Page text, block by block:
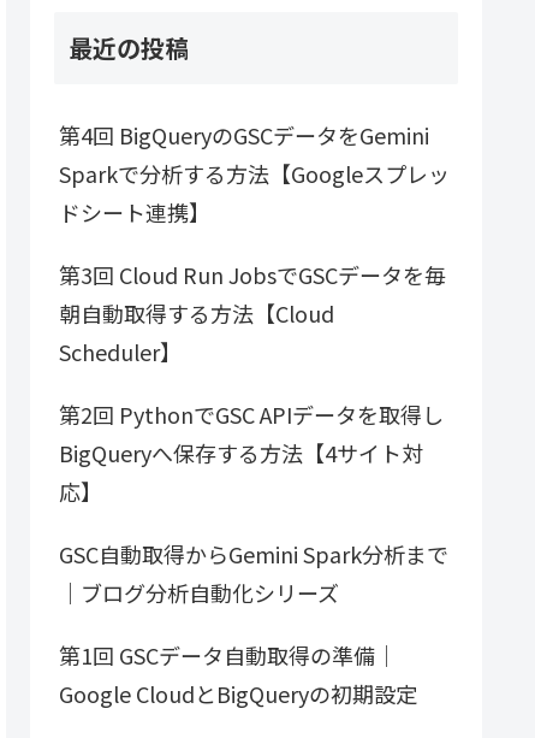
最近の投稿
第4回 BigQueryのGSCデータをGemini
Sparkで分析する方法【Googleスプレッ
ドシート連携】
第3回 Cloud Run JobsでGSCデータを毎
朝自動取得する方法【Cloud
Scheduler】
第2回 PythonでGSC APIデータを取得し
BigQueryへ保存する方法【4サイト対
応】
GSC自動取得からGemini Spark分析まで
｜ブログ分析自動化シリーズ
第1回 GSCデータ自動取得の準備｜
Google CloudとBigQueryの初期設定